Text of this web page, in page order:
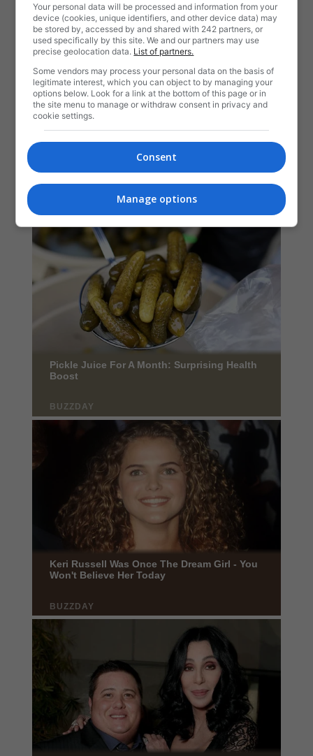
Your personal data will be processed and information from your
device (cookies, unique identifiers, and other device data) may
be stored by, accessed by and shared with 242 partners, or
used specifically by this site. We and our partners may use
precise geolocation data. List of partners.
Some vendors may process your personal data on the basis of
legitimate interest, which you can object to by managing your
options below. Look for a link at the bottom of this page or in
the site menu to manage or withdraw consent in privacy and
cookie settings.
Consent
Manage options